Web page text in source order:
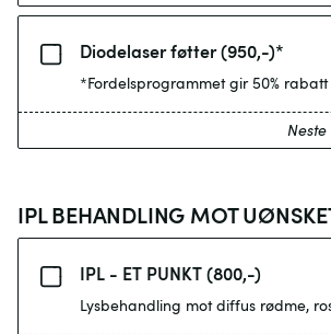
Diodelaser føtter (950,-)*
*Fordelsprogrammet gir 50%
IPL - ET PUNKT (800,-)
Lysbehandling mot diffus rødme,